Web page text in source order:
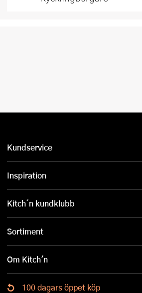
Kundservice
Inspiration
Kitch´n kundklubb
Sortiment
Om Kitch'n
100 dagars öppet köp